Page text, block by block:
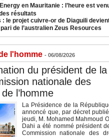
en Mauritanie : l’heure est
résultats
: le projet cuivre-or de Diaguili
de l’australien Zeus Resources
l'homme - 06/08/2026
du président de la
nationale des
l’homme
La Présidence de la
annoncé que, par décret
jeudi, M. Mohamed Mahmoud
Dahi a été nommé président
Commission nationale des